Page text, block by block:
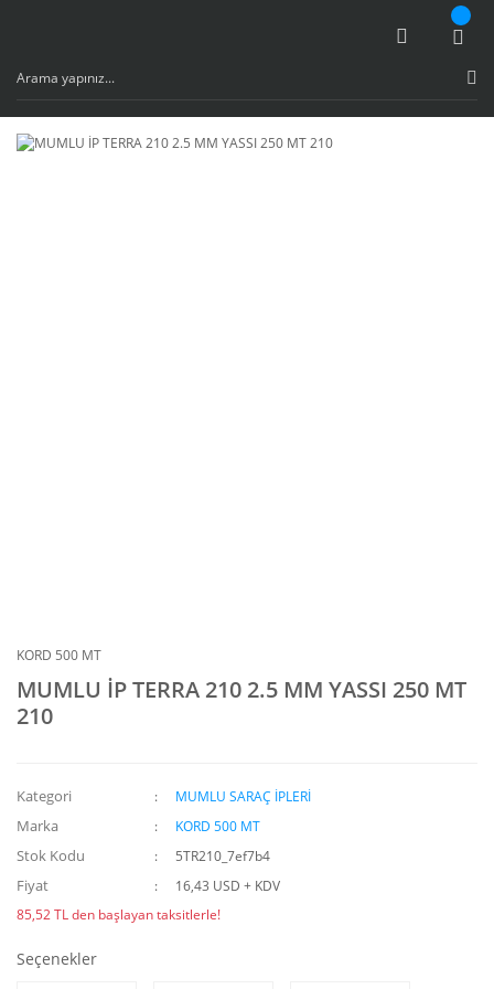
KORD 500 MT
MUMLU İP TERRA 210 2.5 MM YASSI 250 MT
210
Kategori MUMLU SARAÇ İPLERİ
Marka KORD 500 MT
Stok Kodu 5TR210_7ef7b4
Fiyat
16,43 USD + KDV
85,52 TL den başlayan taksitlerle!
Seçenekler